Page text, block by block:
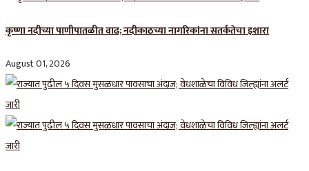
कृष्णा नदीच्या पाणीपातळीत वाढ; नदीकाठच्या नागरिकांना सतर्कतेचा इशारा
August 01, 2026